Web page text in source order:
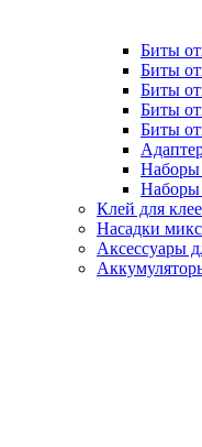
Биты
Биты
Биты
Биты
Биты
Наборы
Наборы
Клей для
Насадки
Аксессуары